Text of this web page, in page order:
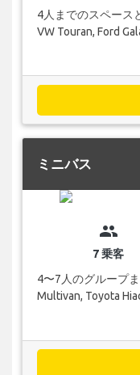
4人までのスペース
VW Touran, Ford
ミニバス
group
7 乗客
4〜7人のグループ
Multivan, Toyota